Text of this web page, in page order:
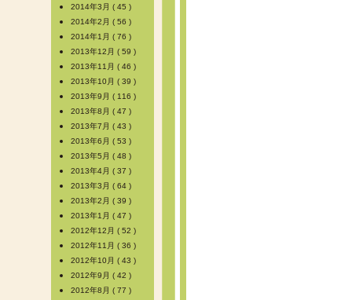
2014年3月 ( 45 )
2014年2月 ( 56 )
2014年1月 ( 76 )
2013年12月 ( 59 )
2013年11月 ( 46 )
2013年10月 ( 39 )
2013年9月 ( 116 )
2013年8月 ( 47 )
2013年7月 ( 43 )
2013年6月 ( 53 )
2013年5月 ( 48 )
2013年4月 ( 37 )
2013年3月 ( 64 )
2013年2月 ( 39 )
2013年1月 ( 47 )
2012年12月 ( 52 )
2012年11月 ( 36 )
2012年10月 ( 43 )
2012年9月 ( 42 )
2012年8月 ( 77 )